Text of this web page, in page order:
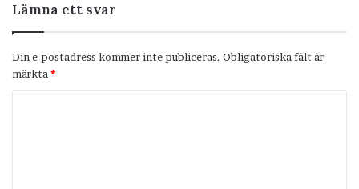
Lämna ett svar
Din e-postadress kommer inte publiceras. Obligatoriska fält är
märkta *